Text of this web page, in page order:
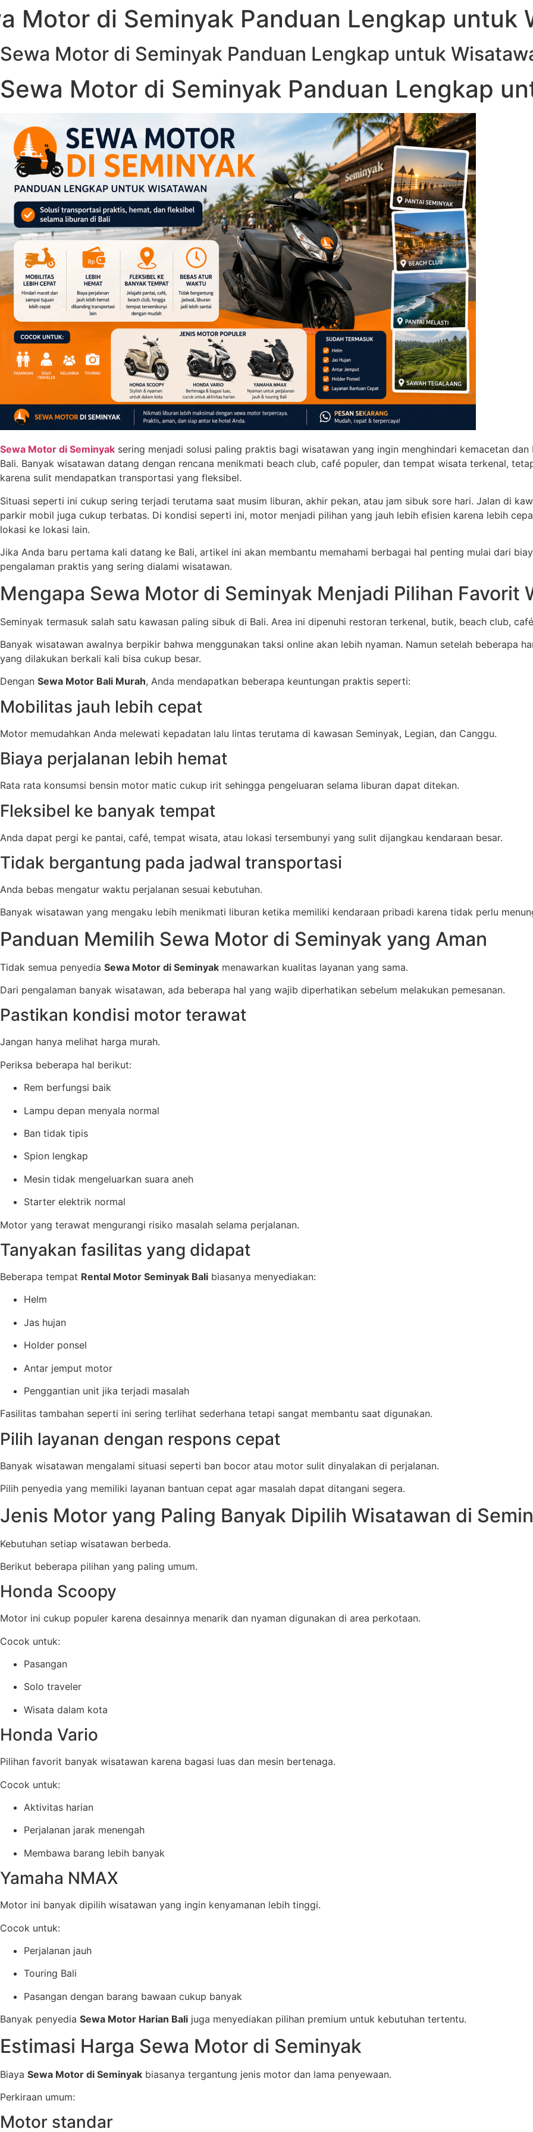
Motor di Seminyak Panduan Lengkap untuk
Sewa Motor di Seminyak Panduan Lengkap untuk
Sewa Motor di Seminyak Panduan Lengkap
Sewa Motor di Seminyak sering menjadi solusi paling praktis bagi wisatawan yang ingin menghindari kemacetan
Bali. Banyak wisatawan datang dengan rencana menikmati beach club, café populer, dan tempat wisata terkenal,
karena sulit mendapatkan transportasi yang fleksibel.
Situasi seperti ini cukup sering terjadi terutama saat musim liburan, akhir pekan, atau jam sibuk sore hari. Jalan di
parkir mobil juga cukup terbatas. Di kondisi seperti ini, motor menjadi pilihan yang jauh lebih efisien karena lebih
lokasi ke lokasi lain.
Jika Anda baru pertama kali datang ke Bali, artikel ini akan membantu memahami berbagai hal penting mulai dari
pengalaman praktis yang sering dialami wisatawan.
Mengapa Sewa Motor di Seminyak Menjadi Pilihan Favorit
Seminyak termasuk salah satu kawasan paling sibuk di Bali. Area ini dipenuhi restoran terkenal, butik, beach club,
Banyak wisatawan awalnya berpikir bahwa menggunakan taksi online akan lebih nyaman. Namun setelah beberapa
yang dilakukan berkali kali bisa cukup besar.
Dengan Sewa Motor Bali Murah, Anda mendapatkan beberapa keuntungan praktis seperti:
Mobilitas jauh lebih cepat
Motor memudahkan Anda melewati kepadatan lalu lintas terutama di kawasan Seminyak, Legian, dan Canggu.
Biaya perjalanan lebih hemat
Rata rata konsumsi bensin motor matic cukup irit sehingga pengeluaran selama liburan dapat ditekan.
Fleksibel ke banyak tempat
Anda dapat pergi ke pantai, café, tempat wisata, atau lokasi tersembunyi yang sulit dijangkau kendaraan besar.
Tidak bergantung pada jadwal transportasi
Anda bebas mengatur waktu perjalanan sesuai kebutuhan.
Banyak wisatawan yang mengaku lebih menikmati liburan ketika memiliki kendaraan pribadi karena tidak perlu
Panduan Memilih Sewa Motor di Seminyak yang Aman
Tidak semua penyedia Sewa Motor di Seminyak menawarkan kualitas layanan yang sama.
Dari pengalaman banyak wisatawan, ada beberapa hal yang wajib diperhatikan sebelum melakukan pemesanan.
Pastikan kondisi motor terawat
Jangan hanya melihat harga murah.
Periksa beberapa hal berikut:
Rem berfungsi baik
Lampu depan menyala normal
Ban tidak tipis
Spion lengkap
Mesin tidak mengeluarkan suara aneh
Starter elektrik normal
Motor yang terawat mengurangi risiko masalah selama perjalanan.
Tanyakan fasilitas yang didapat
Beberapa tempat Rental Motor Seminyak Bali biasanya menyediakan:
Helm
Jas hujan
Holder ponsel
Antar jemput motor
Penggantian unit jika terjadi masalah
Fasilitas tambahan seperti ini sering terlihat sederhana tetapi sangat membantu saat digunakan.
Pilih layanan dengan respons cepat
Banyak wisatawan mengalami situasi seperti ban bocor atau motor sulit dinyalakan di perjalanan.
Pilih penyedia yang memiliki layanan bantuan cepat agar masalah dapat ditangani segera.
Jenis Motor yang Paling Banyak Dipilih Wisatawan di
Kebutuhan setiap wisatawan berbeda.
Berikut beberapa pilihan yang paling umum.
Honda Scoopy
Motor ini cukup populer karena desainnya menarik dan nyaman digunakan di area perkotaan.
Cocok untuk:
Pasangan
Solo traveler
Wisata dalam kota
Honda Vario
Pilihan favorit banyak wisatawan karena bagasi luas dan mesin bertenaga.
Cocok untuk:
Aktivitas harian
Perjalanan jarak menengah
Membawa barang lebih banyak
Yamaha NMAX
Motor ini banyak dipilih wisatawan yang ingin kenyamanan lebih tinggi.
Cocok untuk:
Perjalanan jauh
Touring Bali
Pasangan dengan barang bawaan cukup banyak
Banyak penyedia Sewa Motor Harian Bali juga menyediakan pilihan premium untuk kebutuhan tertentu.
Estimasi Harga Sewa Motor di Seminyak
Biaya Sewa Motor di Seminyak biasanya tergantung jenis motor dan lama penyewaan.
Perkiraan umum:
Motor standar